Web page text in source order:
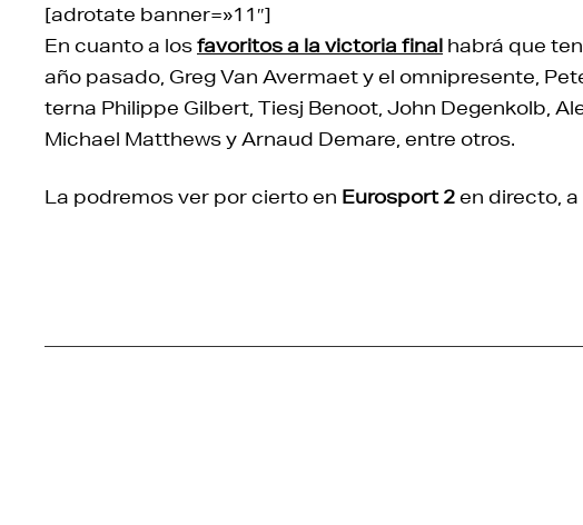
[adrotate banner=»11″]
En cuanto a losfavoritos a la victoria final habrá que
año pasado, Greg Van Avermaet y el omnipresente,
terna Philippe Gilbert, Tiesj Benoot, John Degenkolb,
Michael Matthews y Arnaud Demare, entre otros.
La podremos ver por cierto en Eurosport 2en directo,